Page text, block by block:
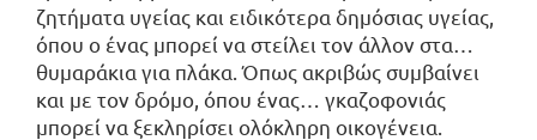
ζητήματα υγείας και ειδικότερα δημόσιας υγείας,
όπου ο ένας μπορεί να στείλει τον άλλον στα…
θυμαράκια για πλάκα. Όπως ακριβώς συμβαίνει
και με τον δρόμο, όπου ένας… γκαζοφονιάς
μπορεί να ξεκληρίσει ολόκληρη οικογένεια.